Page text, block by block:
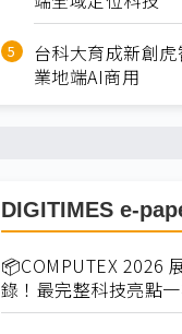
台科大育成新創
業地端AI商用
DIGITIMES e-
📦COMPUTEX 2026
錄！最完整科技亮點